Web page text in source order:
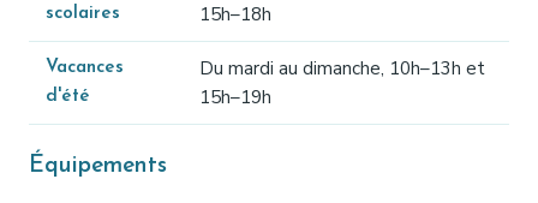
scolaires
15h–18h
Vacances
d'été
Du mardi au dimanche, 10h–13h et
15h–19h
Équipements